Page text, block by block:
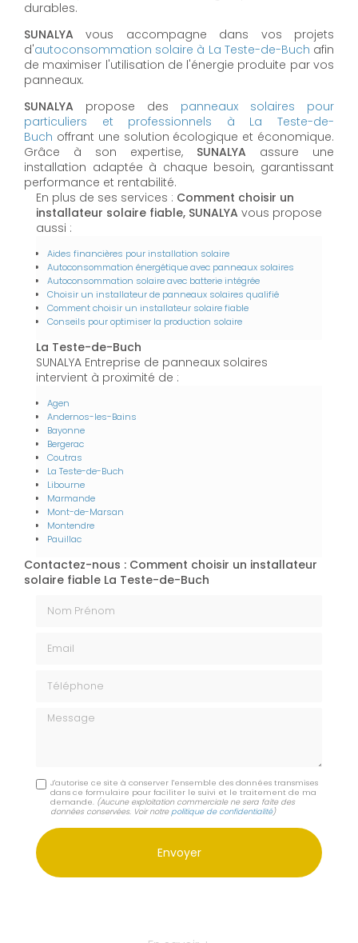
durables.
SUNALYA vous accompagne dans vos projets
d'autoconsommation solaire à La Teste-de-Buch afin
de maximiser l'utilisation de l'énergie produite par vos
panneaux.
SUNALYA propose des panneaux solaires pour
particuliers et professionnels à La Teste-de-
Buch offrant une solution écologique et économique.
Grâce à son expertise, SUNALYA assure une
installation adaptée à chaque besoin, garantissant
performance et rentabilité.
En plus de ses services : Comment choisir un
installateur solaire fiable, SUNALYA vous propose
aussi :
Aides financières pour installation solaire
Autoconsommation énergétique avec panneaux solaires
Autoconsommation solaire avec batterie intégrée
Choisir un installateur de panneaux solaires qualifié
Comment choisir un installateur solaire fiable
Conseils pour optimiser la production solaire
La Teste-de-Buch
SUNALYA Entreprise de panneaux solaires
intervient à proximité de :
Agen
Andernos-les-Bains
Bayonne
Bergerac
Coutras
La Teste-de-Buch
Libourne
Marmande
Mont-de-Marsan
Montendre
Pauillac
Contactez-nous : Comment choisir un installateur
solaire fiable La Teste-de-Buch
Message
J'autorise ce site à conserver l'ensemble des données transmises
dans ce formulaire pour faciliter le suivi et le traitement de ma
demande. (Aucune exploitation commerciale ne sera faite des
données conservées. Voir notre politique de confidentialité)